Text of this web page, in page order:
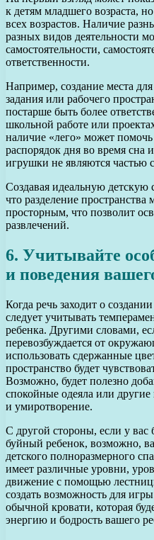
к детям младшего возраста,
всех возрастов. Наличие
разных видов деятельности
самостоятельности,
ответственности.
Например, создание места
задания или рабочего
постарше быть более
школьной работе или
наличие «лего» может помочь
распорядок дня во время сна
игрушки не являются частью
Создавая идеальную детскую
что разделение пространства
просторным, что позволит
развлечений.
6. Учитывайте
и поведения
Когда речь заходит о
следует учитывать
ребенка. Другими словами,
перевозбуждается от
использовать сдержанные
пространство будет
Возможно, будет полезно
спокойные одеяла или
и умиротворение.
С другой стороны, если у
буйный ребенок, возможно,
детского полноразмерного
имеет различные уровни,
движение с помощью
создать возможность для
обычной кровати, которая
энергию и бодрость вашего